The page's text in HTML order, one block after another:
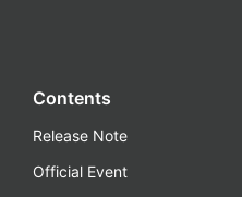
Contents
Release Note
Official Event